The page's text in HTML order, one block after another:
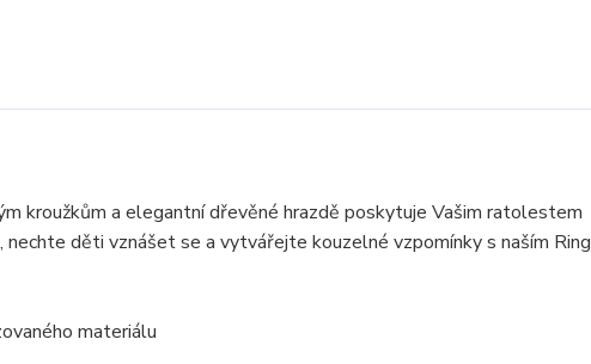
kroužkům a elegantní dřevěné hrazdě poskytuje Vašim ratolestem
nechte děti vznášet se a vytvářejte kouzelné vzpomínky s naším Ring
materiálu